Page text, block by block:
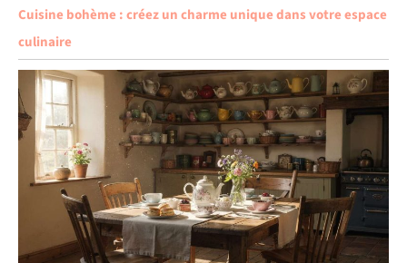
Cuisine bohème : créez un charme unique dans votre espace
culinaire